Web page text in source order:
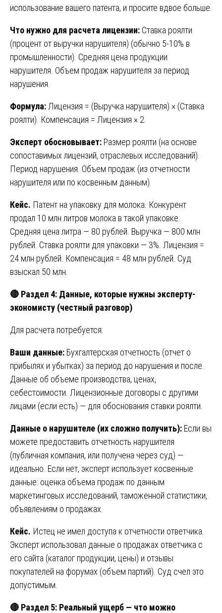
использование вашего патента, и просите вдвое больше.
Что нужно для расчета лицензии: Ставка роялти
(процент от выручки нарушителя) (обычно 5-10% в
промышленности). Средняя цена продукции
нарушителя. Объем продаж нарушителя за период
нарушения.
Формула: Лицензия = (Выручка нарушителя) × (Ставка
роялти). Компенсация = Лицензия × 2.
Эксперт обосновывает: Размер роялти (на основе
сопоставимых лицензий, отраслевых исследований).
Период нарушения. Объем продаж (из отчетности
нарушителя или по косвенным данным).
Кейс. Патент на упаковку для молока. Конкурент
продал 10 млн литров молока в такой упаковке.
Средняя цена литра — 80 рублей. Выручка — 800 млн
рублей. Ставка роялти для упаковки — 3%. Лицензия =
24 млн рублей. Компенсация = 48 млн рублей. Суд
взыскал 50 млн.
🔴 Раздел 4: Данные, которые нужны эксперту-
экономисту (честный разговор)
Для расчета потребуется:
Ваши данные: Бухгалтерская отчетность (отчет о
прибылях и убытках) за период до нарушения и после.
Данные об объеме производства, ценах,
себестоимости. Лицензионные договоры с другими
лицами (если есть) — для обоснования ставки роялти.
Данные о нарушителе (их сложно получить): Если вы
можете предоставить отчетность нарушителя
(публичная компания, или получена через суд) —
идеально. Если нет, эксперт использует косвенные
данные: оценка объема продаж по данным
маркетинговых исследований, таможенной статистики,
объявлениям о продажах.
Кейс. Истец не имел доступа к отчетности ответчика.
Эксперт использовал данные о продажах ответчика с
его сайта (каталог продукции, цены) и отзывы
покупателей на форумах (объем партий). Суд счел это
допустимым.
🔴 Раздел 5: Реальный ущерб — что можно